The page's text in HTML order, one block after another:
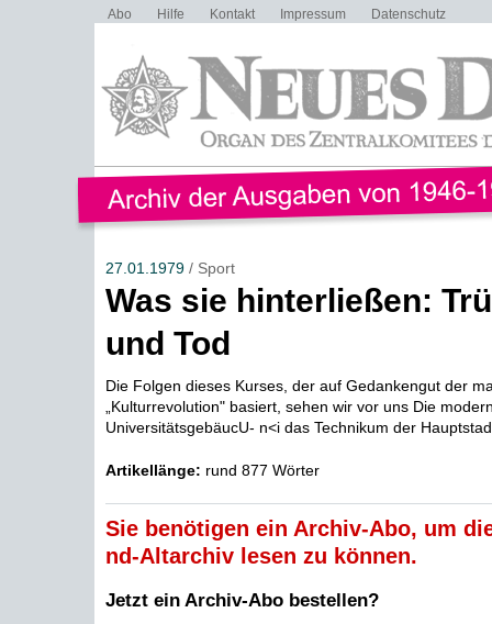
Abo Hilfe Kontakt Impressum Datenschutz
27.01.1979/ Sport
Was sie hinterließen:
und Tod
Die Folgen dieses Kurses, der auf Gedankengut der
„Kulturrevolution" basiert, sehen wir vor uns Die
UniversitätsgebäucU- n<i das Technikum der
Artikellänge: rund 877 Wörter
Sie benötigen ein Archiv-Abo, um
nd-Altarchiv lesen zu können.
Jetzt ein Archiv-Abo bestellen?